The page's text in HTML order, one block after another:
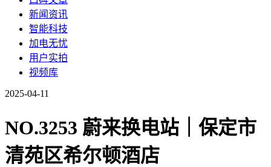
新闻资讯
智能科技
加电无忧
用户实拍
视频库
2025-04-11
NO.3253 蔚来换电站｜保定市
清苑区希尔顿酒店